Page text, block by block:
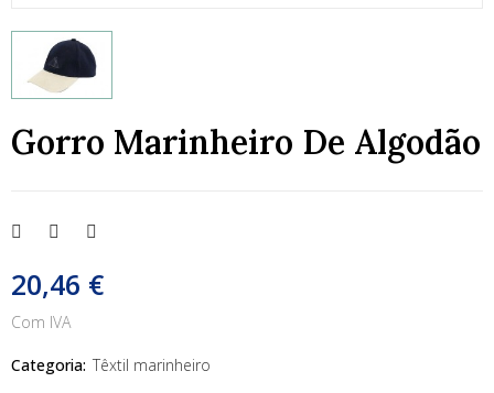
Gorro Marinheiro De Algodão
20,46 €
Com IVA
Categoria: Têxtil marinheiro